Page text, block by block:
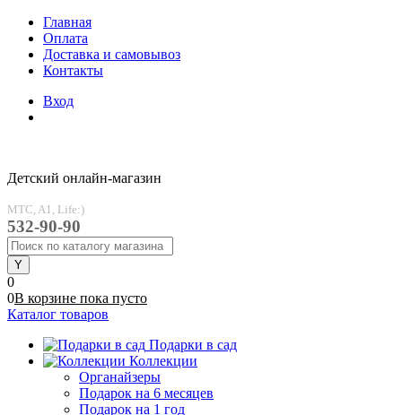
Главная
Оплата
Доставка и самовывоз
Контакты
Вход
Детский онлайн-магазин
MTC, A1, Life:)
532-90-90
0
0В корзине пока пусто
Каталог товаров
Подарки в сад
Коллекции
Органайзеры
Подарок на 6 месяцев
Подарок на 1 год